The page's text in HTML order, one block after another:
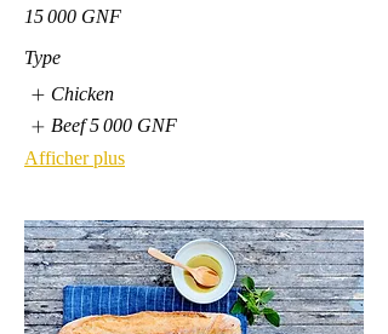
15 000 GNF
Type
Chicken
Beef 5 000 GNF
Afficher plus